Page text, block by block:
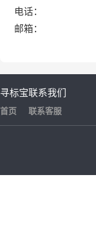
电话：
邮箱：
寻标宝
首页
联系我们
联系客服